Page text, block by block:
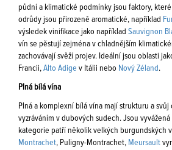
půdní a klimatické podmínky jsou faktory,
odrůdy jsou přirozeně aromatické, například
výsledek vinifikace jako například Sauvignon
vín se pěstují zejména v chladnějším
zachovávají svěží projev. Ideální jsou oblasti
Francii, Alto Adige v Itálii nebo Nový Zéland .
Plná bílá vína
Plná a komplexní bílá vína mají strukturu a svůj
vyzráváním v dubových sudech. Jsou
kategorie patří několik velkých burgundských
Montrachet, Puligny-Montrachet, Meursault